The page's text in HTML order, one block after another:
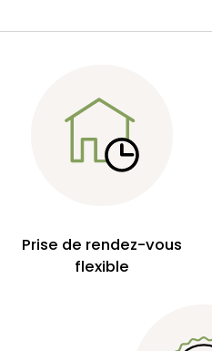
Prise de rendez-vous
flexible